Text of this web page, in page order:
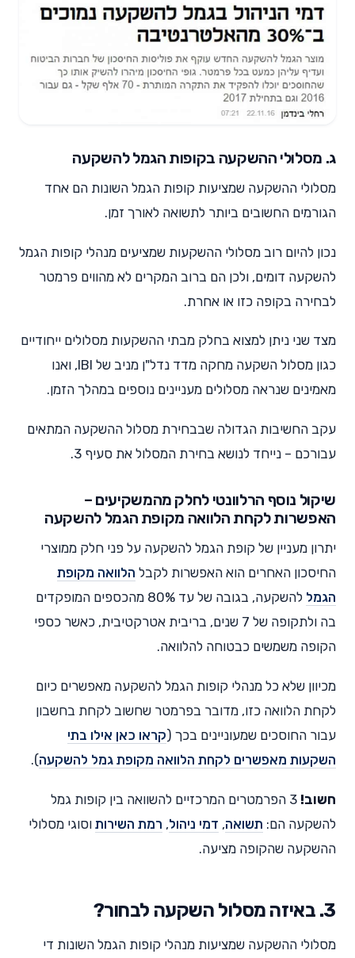
ג. מסלולי ההשקעה בקופות הגמל להשקעה
מסלולי ההשקעה שמציעות קופות הגמל השונות הם אחד
הגורמים החשובים ביותר לתשואה לאורך זמן.
נכון להיום רוב מסלולי ההשקעות שמציעים מנהלי קופות הגמל
להשקעה דומים, ולכן הם ברוב המקרים לא מהווים פרמטר
לבחירה בקופה כזו או אחרת.
מצד שני ניתן למצוא בחלק מבתי ההשקעות מסלולים ייחודיים
כגון מסלול השקעה מחקה מדד נדל"ן מניב של IBI, ואנו
מאמינים שנראה מסלולים מעניינים נוספים במהלך הזמן.
עקב החשיבות הגדולה שבבחירת מסלול ההשקעה המתאים
עבורכם – נייחד לנושא בחירת המסלול את סעיף 3.
שיקול נוסף הרלוונטי לחלק מהמשקיעים –
האפשרות לקחת הלוואה מקופת הגמל להשקעה
יתרון מעניין של קופת הגמל להשקעה על פני חלק ממוצרי
החיסכון האחרים הוא האפשרות לקבל הלוואה מקופת
הגמל
להשקעה, בגובה של עד 80% מהכספים המופקדים
בה ולתקופה של 7 שנים, בריבית אטרקטיבית, כאשר כספי
הקופה משמשים כבטוחה להלוואה.
מכיוון שלא כל מנהלי קופות הגמל להשקעה מאפשרים כיום
לקחת הלוואה כזו, מדובר בפרמטר שחשוב לקחת בחשבון
עבור החוסכים שמעוניינים בכך (קראו כאן אילו בתי
השקעות מאפשרים לקחת הלוואה מקופת גמל להשקעה).
חשוב!
3 הפרמטרים המרכזיים להשוואה בין קופות גמל
להשקעה הם: תשואה, דמי ניהול, רמת השירות וסוגי מסלולי
ההשקעה שהקופה מציעה.
3. באיזה מסלול השקעה לבחור?
מסלולי ההשקעה שמציעות מנהלי קופות הגמל השונות די